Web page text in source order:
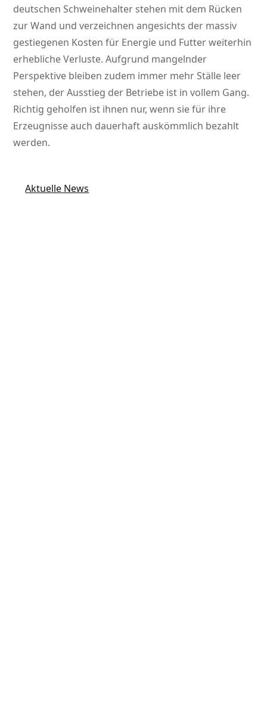
deutschen Schweinehalter stehen mit dem Rücken
zur Wand und verzeichnen angesichts der massiv
gestiegenen Kosten für Energie und Futter weiterhin
erhebliche Verluste. Aufgrund mangelnder
Perspektive bleiben zudem immer mehr Ställe leer
stehen, der Ausstieg der Betriebe ist in vollem Gang.
Richtig geholfen ist ihnen nur, wenn sie für ihre
Erzeugnisse auch dauerhaft auskömmlich bezahlt
werden.
Aktuelle News